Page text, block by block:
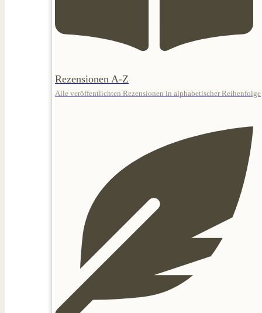
Rezensionen A-Z
Alle veröffentlichten Rezensionen in alphabetischer Reihenfolge